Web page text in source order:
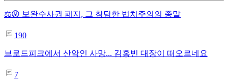
⚖️😡 보완수사권 폐지, 그 참담한 법치주의의 종말
190
브로드피크에서 산악인 사망... 김홍빈 대장이 떠오르네요
7